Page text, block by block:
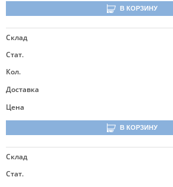
В КОРЗИНУ
Склад
Стат.
Кол.
Доставка
Цена
В КОРЗИНУ
Склад
Стат.